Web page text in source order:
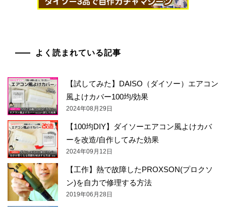
よく読まれている記事
【試してみた】DAISO（ダイソー）エアコン
風よけカバー100均/効果
2024年08月29日
【100均DIY】ダイソーエアコン風よけカバ
ーを改造/自作してみた効果
2024年09月12日
【工作】熱で故障したPROXSON(プロクソ
ン)を自力で修理する方法
2019年06月28日